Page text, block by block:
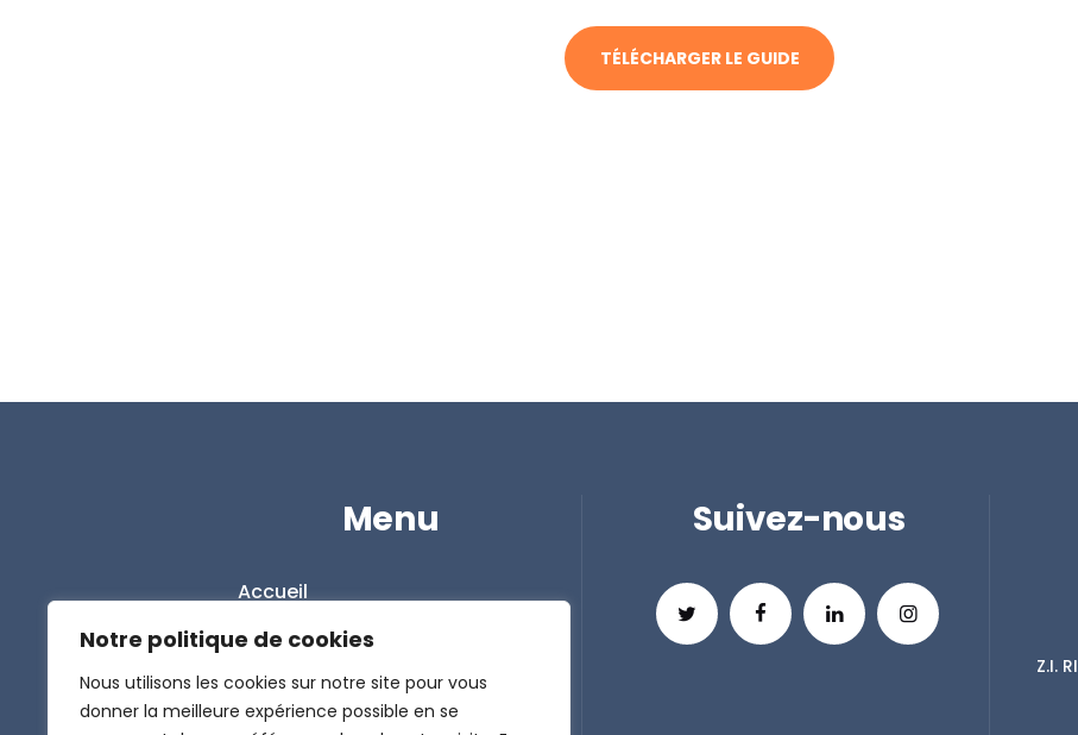
Notre politique de cookies
Nous utilisons les cookies sur notre site pour vous
donner la meilleure expérience possible en se
TÉLÉCHARGER LE GUIDE
Menu
Accueil
L’entreprise
Nos solutions
Le Blog
Suivez-nous
Z.I.